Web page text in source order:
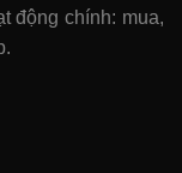
động chính: mua,